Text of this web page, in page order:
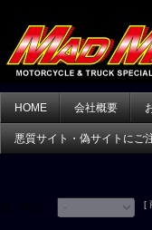
HOME 会社概要
悪質サイト・偽サイトにご
[